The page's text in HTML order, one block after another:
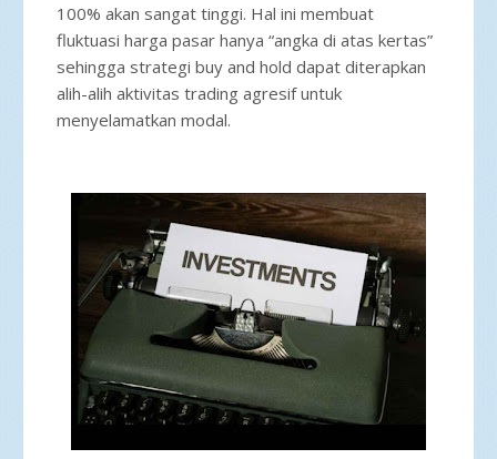
100% akan sangat tinggi. Hal ini membuat
fluktuasi harga pasar hanya “angka di atas kertas”
sehingga strategi buy and hold dapat diterapkan
alih-alih aktivitas trading agresif untuk
menyelamatkan modal.